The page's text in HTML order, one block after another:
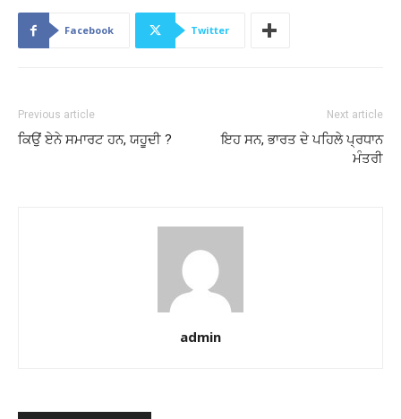
Facebook Twitter
Previous article
ਕਿਉਂ ਏਨੇ ਸਮਾਰਟ ਹਨ, ਯਹੂਦੀ ?
Next article
ਇਹ ਸਨ, ਭਾਰਤ ਦੇ ਪਹਿਲੇ ਪ੍ਰਧਾਨ
ਮੰਤਰੀ
admin